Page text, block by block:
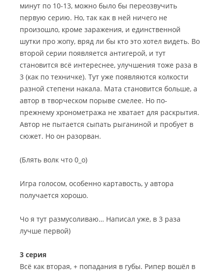
минут по 10-13, можно было бы переозвучить
первую серию. Но, так как в ней ничего не
произошло, кроме заражения, и единственной
шутки про жопу, вряд ли бы кто это хотел видеть. Во
второй серии появляется антигерой, и тут
становится всё интереснее, улучшения тоже раза в
3 (как по техничке). Тут уже появляются колкости
разной степени накала. Мата становится больше, а
автор в творческом порыве смелее. Но по-
прежнему хронометража не хватает для раскрытия.
Автор не пытается сыпать рыганиной и пробует в
сюжет. Но он разорван.
(Блять волк что 0_о)
Игра голосом, особенно картавость, у автора
получается хорошо.
Чо я тут размусоливаю… Написал уже, в 3 раза
лучше первой)
3 серия
Всё как вторая, + попадания в губы. Рипер вошёл в